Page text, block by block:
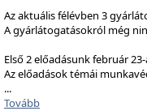
Az aktuális félévben 3
A gyárlátogatásokról még
Első 2 előadásunk február
Az előadások témái
...
Tovább